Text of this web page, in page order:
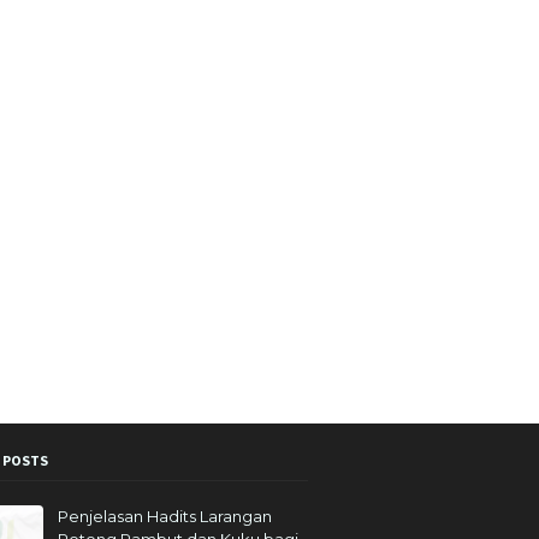
2017
2016
POSTS
Penjelasan Hadits Larangan